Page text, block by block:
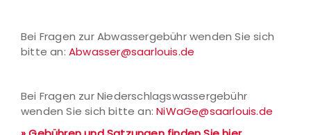
Bei Fragen zur Abwassergebühr wenden Sie sich
bitte an: Abwasser@saarlouis.de
Bei Fragen zur Niederschlagswassergebühr
wenden Sie sich bitte an:NiWaGe@saarlouis.de